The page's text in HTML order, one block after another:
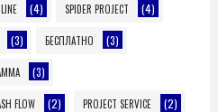
(4) SPIDER PROJECT (4)
(3) БЕСПЛАТНО (3)
(3)
FLOW (2) PROJECT SERVICE (2)